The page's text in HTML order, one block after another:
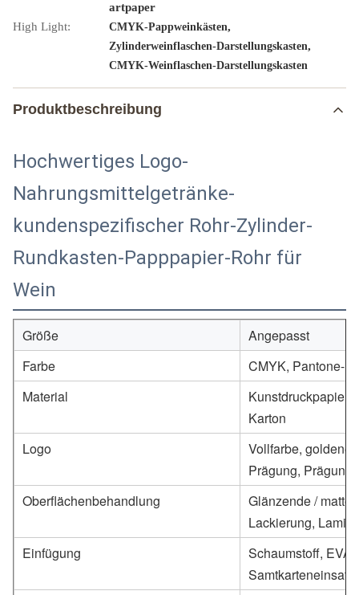
artpaper
High Light:
CMYK-Pappweinkästen,
Zylinderweinflaschen-Darstellungskasten,
CMYK-Weinflaschen-Darstellungskasten
Produktbeschreibung
Hochwertiges Logo-
Nahrungsmittelgetränke-
kundenspezifischer Rohr-Zylinder-
Rundkasten-Papppapier-Rohr für
Wein
Größe
Angepasst
Farbe
CMYK, Pantone-
Material
Kunstdruckpapier/
Karton
Logo
Vollfarbe, goldene
Prägung,
Oberflächenbehandlung
Glänzende / matte
Lackierung,
Einfügung
Schaumstoff,